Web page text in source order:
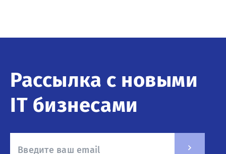
Рассылка с новыми
IT бизнесами